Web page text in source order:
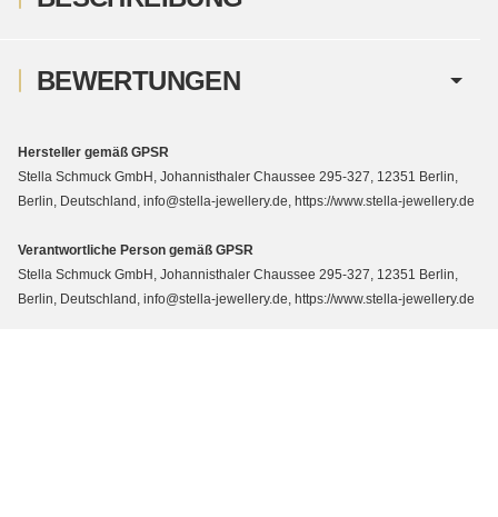
BEWERTUNGEN
Hersteller gemäß GPSR
Stella Schmuck GmbH, Johannisthaler Chaussee 295-327, 12351 Berlin,
Berlin, Deutschland, info@stella-jewellery.de, https://www.stella-jewellery.de
Verantwortliche Person gemäß GPSR
Stella Schmuck GmbH, Johannisthaler Chaussee 295-327, 12351 Berlin,
Berlin, Deutschland, info@stella-jewellery.de, https://www.stella-jewellery.de